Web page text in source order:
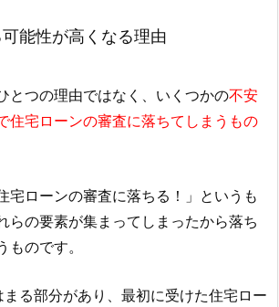
能性が高くなる理由
とつの理由ではなく、いくつかの不安
住宅ローンの審査に落ちてしまうもの
宅ローンの審査に落ちる！」というも
らの要素が集まってしまったから落ち
のです。
る部分があり、最初に受けた住宅ロー